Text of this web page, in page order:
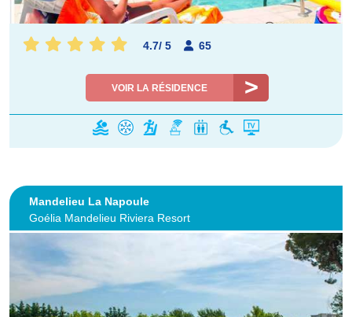
4.7/ 5 65
VOIR LA RÉSIDENCE
Mandelieu La Napoule
Goélia Mandelieu Riviera Resort